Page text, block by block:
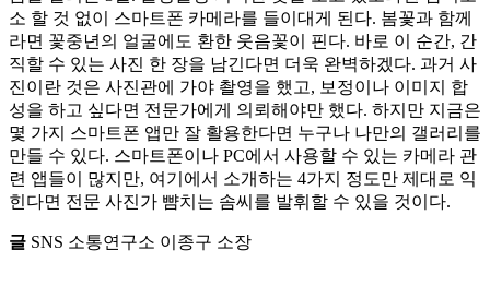
소 할 것 없이 스마트폰 카메라를 들이대게 된다. 봄꽃과 함께
라면 꽃중년의 얼굴에도 환한 웃음꽃이 핀다. 바로 이 순간, 간
직할 수 있는 사진 한 장을 남긴다면 더욱 완벽하겠다. 과거 사
진이란 것은 사진관에 가야 촬영을 했고, 보정이나 이미지 합
성을 하고 싶다면 전문가에게 의뢰해야만 했다. 하지만 지금은
몇 가지 스마트폰 앱만 잘 활용한다면 누구나 나만의 갤러리를
만들 수 있다. 스마트폰이나 PC에서 사용할 수 있는 카메라 관
련 앱들이 많지만, 여기에서 소개하는 4가지 정도만 제대로 익
힌다면 전문 사진가 뺨치는 솜씨를 발휘할 수 있을 것이다.
글 SNS 소통연구소 이종구 소장